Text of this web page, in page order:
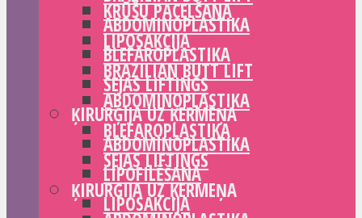
ABDOMINOPLASTIKA
BLEFAROPLASTIKA
SEJAS LIFTINGS
ĶIRURĢIJA UZ ĶERMEŅA
ABDOMINOPLASTIKA
LIPOFILĒŠANA
LIPOSAKCIJA
KRŪŠU PACELŠANA
LIPOSAKCIJA
BRAZILIAN BUTT LIFT
ABDOMINOPLASTIKA
BLEFAROPLASTIKA
SEJAS LIFTINGS
ĶIRURĢIJA UZ ĶERMEŅA